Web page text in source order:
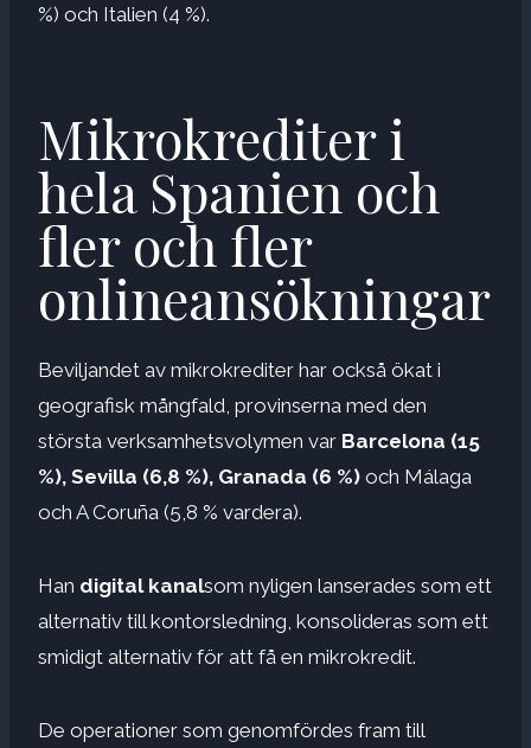
%) och Italien (4 %).
Mikrokrediter i
hela Spanien och
fler och fler
onlineansökningar
Beviljandet av mikrokrediter har också ökat i
geografisk mångfald, provinserna med den
största verksamhetsvolymen var Barcelona (15
%), Sevilla (6,8 %), Granada (6 %) och Málaga
och A Coruña (5,8 % vardera).
Han digital kanalsom nyligen lanserades som ett
alternativ till kontorsledning, konsolideras som ett
smidigt alternativ för att få en mikrokredit.
De operationer som genomfördes fram till